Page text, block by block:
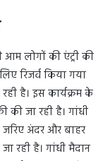
लोगों की एंट्री की
रिजर्व किया गया
है। इस कार्यक्रम के
की जा रही है। गांधी
अंदर और बाहर
रही है। गांधी मैदान